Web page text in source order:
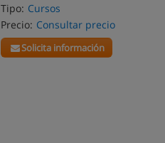
Tipo: Cursos
Precio: Consultar precio
Solicita información